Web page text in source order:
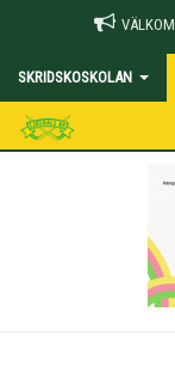
SKRIDSKOSKOLAN